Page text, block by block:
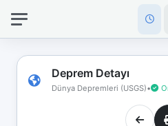
Deprem Detayı
Dünya Depremleri (USGS)•
bağlantınız
koptu!
Çevrimdışı
moddasınız.